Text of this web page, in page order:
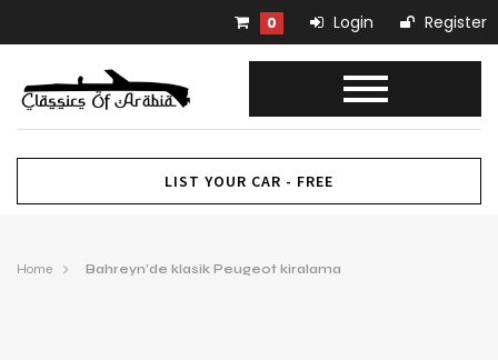
0 Login Register
LIST YOUR CAR - FREE
Home Bahreyn’de klasik Peugeot kiralama